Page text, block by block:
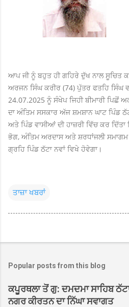
ਆਪ ਜੀ ਨੂੰ ਬਹੁਤ ਹੀ ਗਹਿਰੇ ਦੁੱਖ ਨਾਲ ਸੂਚਿਤ
ਅਰਜਨ ਸਿੰਘ ਕਰੀਰ (74) ਪੁੱਤਰ ਫਤਹਿ ਸਿੰਘ
24.07.2025 ਨੂੰ ਸੰਖੇਪ ਜਿਹੀ ਬੀਮਾਰੀ ਪਿਛੋਂ
ਦਾ ਅੰਤਿਮ ਸਸਕਾਰ ਅੱਜ ਸ਼ਮਸ਼ਾਨ ਘਾਟ ਪਿੰਡ
ਅਤੇ ਪਿੰਡ ਵਾਸੀਆਂ ਦੀ ਹਾਜ਼ਰੀ ਵਿੱਚ ਕਰ
ਭੋਗ, ਅੰਤਿਮ ਅਰਦਾਸ ਅਤੇ ਸ਼ਰਧਾਂਜਲੀ ਸਮਾਗਮ
ਗ੍ਰਹਿ ਪਿੰਡ ਠੱਟਾ ਨਵਾਂ ਵਿਖੇ ਹੋਵੇਗਾ।
ਤਾਜ਼ਾ ਖਬਰਾਂ
Popular posts from this blog
ਕਪੂਰਥਲਾ ਤੋਂ ਗੁ: ਦਮਦਮਾ ਸਾਹਿਬ
ਨਗਰ ਕੀਰਤਨ ਦਾ ਨਿੱਘਾ ਸਵਾਗਤ